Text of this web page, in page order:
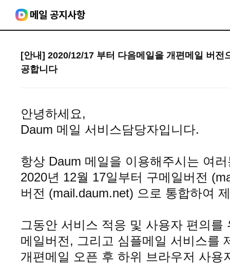
[안내] 2020/12/17 부터 다음메일을 개편메일 버전
공합니다
안녕하세요,
Daum 메일 서비스담당자입니다.
항상 Daum 메일을 이용해주시는 여
2020년 12월 17일부터 구메일버전
버전 (mail.daum.net) 으로 통합하여
그동안 서비스 적응 및 사용자 편의를
메일버전, 그리고 심플메일 서비스를
개편메일 오픈 후 하위 브라우저 사용